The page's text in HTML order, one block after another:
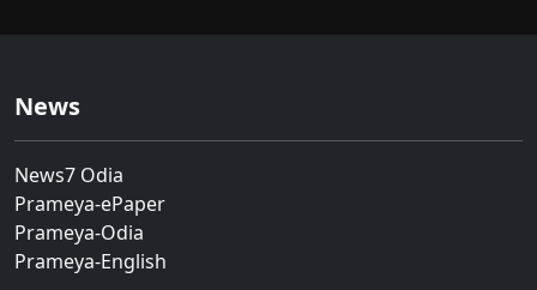
News
News7 Odia
Prameya-ePaper
Prameya-Odia
Prameya-English